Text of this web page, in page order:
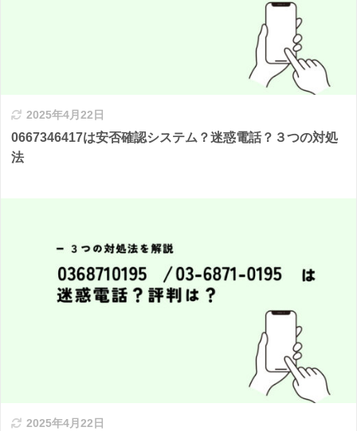
2025年4月22日
0667346417は安否確認システム？迷惑電話？３つの対処
法
2025年4月22日